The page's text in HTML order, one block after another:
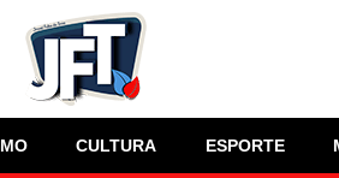
CULTURA ESPORTE